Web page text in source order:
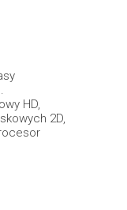
HD,
2D,